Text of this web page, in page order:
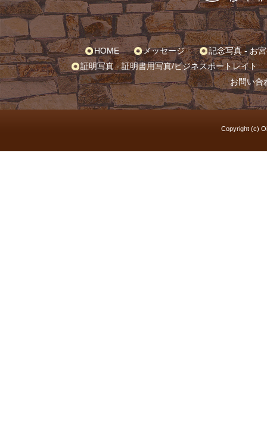
HOME メッセージ 記念写真 -お
証明写真 -証明書用写真/ビジネスポートレイト
お問い合
Copyright (c)